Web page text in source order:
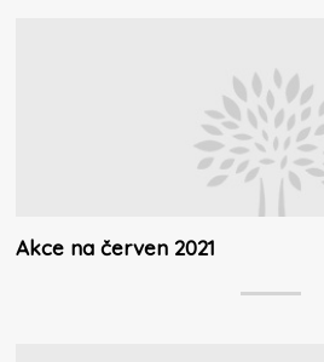
Akce na červen 2021